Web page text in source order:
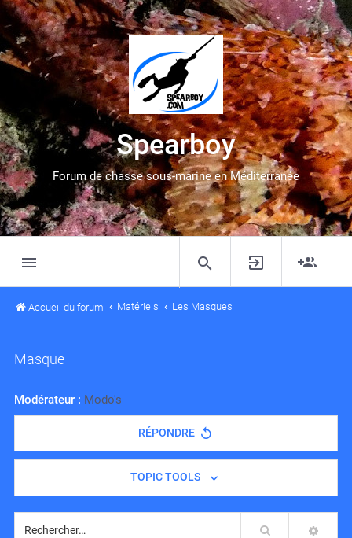
Spearboy
Forum de chasse sous-marine en Méditerranée
Accueil du forum Matériels Les Masques
Masque
Modérateur : Modo's
RÉPONDRE
TOPIC TOOLS
Rechercher